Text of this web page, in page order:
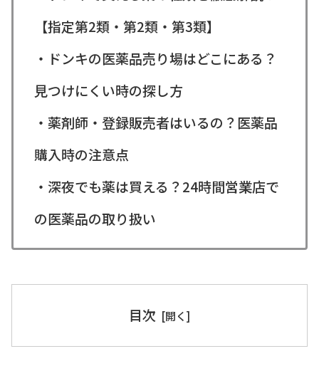
【指定第2類・第2類・第3類】
・ドンキの医薬品売り場はどこにある？
見つけにくい時の探し方
・薬剤師・登録販売者はいるの？医薬品
購入時の注意点
・深夜でも薬は買える？24時間営業店で
の医薬品の取り扱い
目次